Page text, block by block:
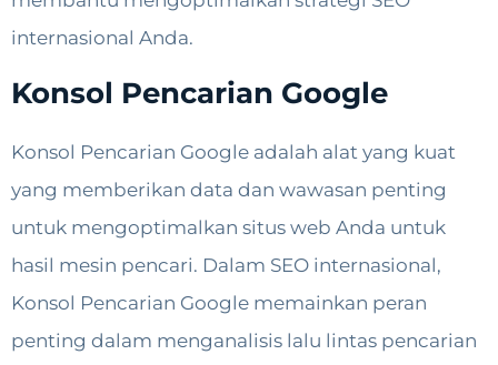
internasional Anda.
Konsol Pencarian Google
Konsol Pencarian Google adalah alat yang kuat
yang memberikan data dan wawasan penting
untuk mengoptimalkan situs web Anda untuk
hasil mesin pencari. Dalam SEO internasional,
Konsol Pencarian Google memainkan peran
penting dalam menganalisis lalu lintas pencarian